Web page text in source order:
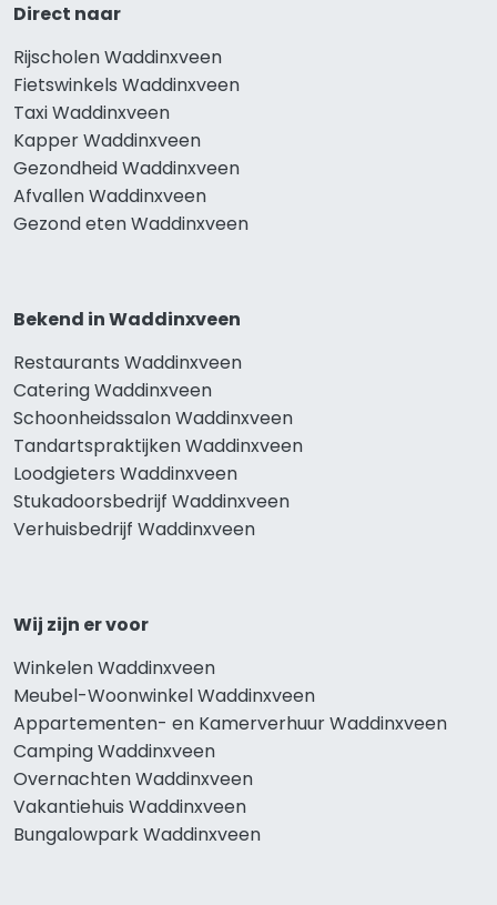
Direct naar
Rijscholen Waddinxveen
Fietswinkels Waddinxveen
Taxi Waddinxveen
Kapper Waddinxveen
Gezondheid Waddinxveen
Afvallen Waddinxveen
Gezond eten Waddinxveen
Bekend in Waddinxveen
Restaurants Waddinxveen
Catering Waddinxveen
Schoonheidssalon Waddinxveen
Tandartspraktijken Waddinxveen
Loodgieters Waddinxveen
Stukadoorsbedrijf Waddinxveen
Verhuisbedrijf Waddinxveen
Wij zijn er voor
Winkelen Waddinxveen
Meubel-Woonwinkel Waddinxveen
Appartementen- en Kamerverhuur Waddinxveen
Camping Waddinxveen
Overnachten Waddinxveen
Vakantiehuis Waddinxveen
Bungalowpark Waddinxveen